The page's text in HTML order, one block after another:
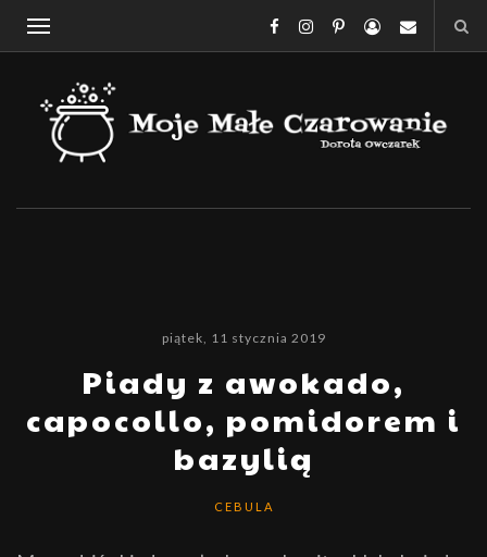
piątek, 11 stycznia 2019
Piady z awokado,
capocollo, pomidorem i
bazylią
CEBULA